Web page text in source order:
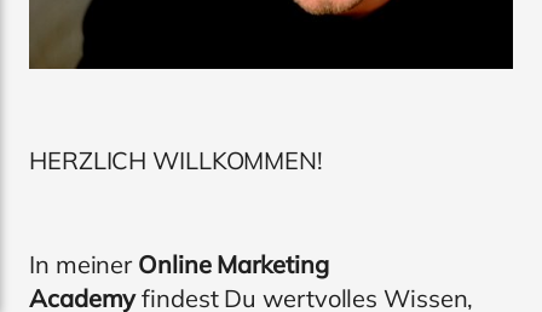
HERZLICH WILLKOMMEN!
In meiner Online Marketing
Academyfindest Du wertvolles Wissen,